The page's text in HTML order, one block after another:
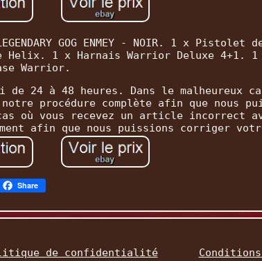
LEGENDARY GOG ENMEY - NOIR. 1 x
Helix. 1 x Harnais Warrior Deluxe 4+1. 1
Warrior.
de 24 à 48 heures. Dans le malheureux
procédure complète afin que nous
où vous recevez un article incorrect
afin que nous puissions corriger
Share
de confidentialité